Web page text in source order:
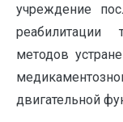
учреждение
реабилитации
методов
двигательной